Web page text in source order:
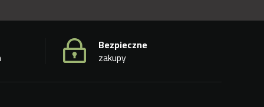
Bezpieczne
zakupy